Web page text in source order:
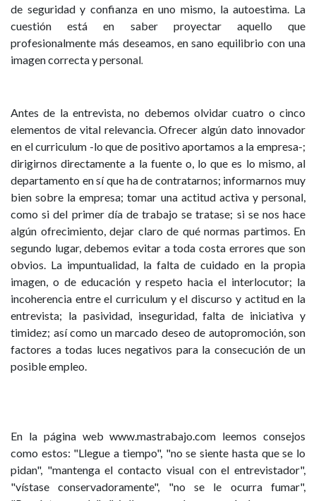
de seguridad y confianza en uno mismo, la autoestima. La
cuestión está en saber proyectar aquello que
profesionalmente más deseamos, en sano equilibrio con una
imagen correcta y personal.
Antes de la entrevista, no debemos olvidar cuatro o cinco
elementos de vital relevancia. Ofrecer algún dato innovador
en el curriculum -lo que de positivo aportamos a la empresa-;
dirigirnos directamente a la fuente o, lo que es lo mismo, al
departamento en sí que ha de contratarnos; informarnos muy
bien sobre la empresa; tomar una actitud activa y personal,
como si del primer día de trabajo se tratase; si se nos hace
algún ofrecimiento, dejar claro de qué normas partimos. En
segundo lugar, debemos evitar a toda costa errores que son
obvios. La impuntualidad, la falta de cuidado en la propia
imagen, o de educación y respeto hacia el interlocutor; la
incoherencia entre el curriculum y el discurso y actitud en la
entrevista; la pasividad, inseguridad, falta de iniciativa y
timidez; así como un marcado deseo de autopromoción, son
factores a todas luces negativos para la consecución de un
posible empleo.
En la página web www.mastrabajo.com leemos consejos
como estos: "Llegue a tiempo", "no se siente hasta que se lo
pidan", "mantenga el contacto visual con el entrevistador",
"vístase conservadoramente", "no se le ocurra fumar",